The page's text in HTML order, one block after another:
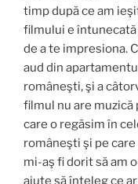
timp după ce am
filmului e
de a te impresiona.
aud din
româneşti, şi a
filmul nu are muzică
care o regăsim în
româneşti şi pe
mi-aş fi dorit să am
ajute să înţeleg ce